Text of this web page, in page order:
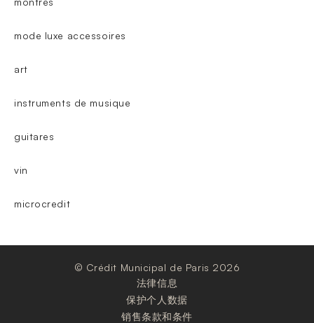
mode luxe accessoires
art
instruments de musique
guitares
vin
microcredit
© Crédit Municipal de Paris 2026
法律信息
保护个人数据
销售条款和条件